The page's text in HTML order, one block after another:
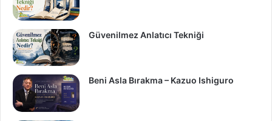
Güvenilmez Anlatıcı Tekniği
Beni Asla Bırakma – Kazuo Ishiguro